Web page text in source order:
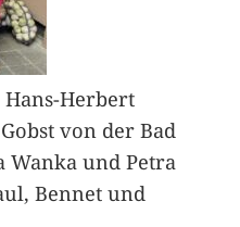
Herbert
von der Bad
Wanka und Petra
Bennet und